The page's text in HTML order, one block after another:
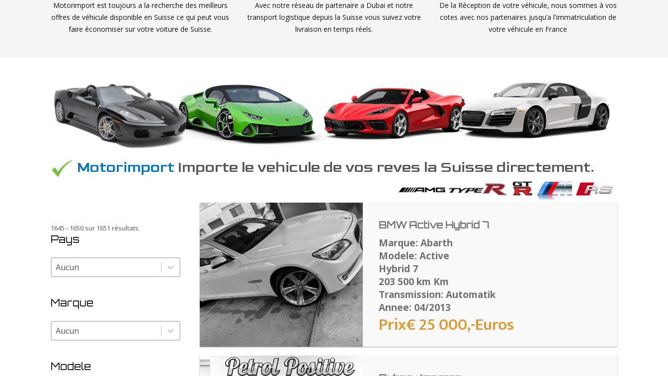
Motorimport est toujours a la recherche des meilleurs
offres de véhicule disponible en Suisse ce qui peut vous
faire économiser sur votre voiture de Suisse.
Avec notre réseau de partenaire a Dubai et notre
transport logistique depuis la Suisse vous suivez votre
livraison en temps réels.
De la Réception de votre véhicule, nous sommes à vos
cotes avec nos partenaires jusqu’a l'immatriculation de
votre véhicule en France
Motorimport Importe le vehicule de vos reves la Suisse directement.
1645 - 1650 sur 1651 résultats
Pays
Pays
Pays
Marque
Marque
Marque
Modele
BMW Active Hybrid 7
Marque: Abarth
Modele: Active
Hybrid 7
203 500 km Km
Transmission: Automatik
Annee: 04/2013
Prix€ 25 000,-Euros